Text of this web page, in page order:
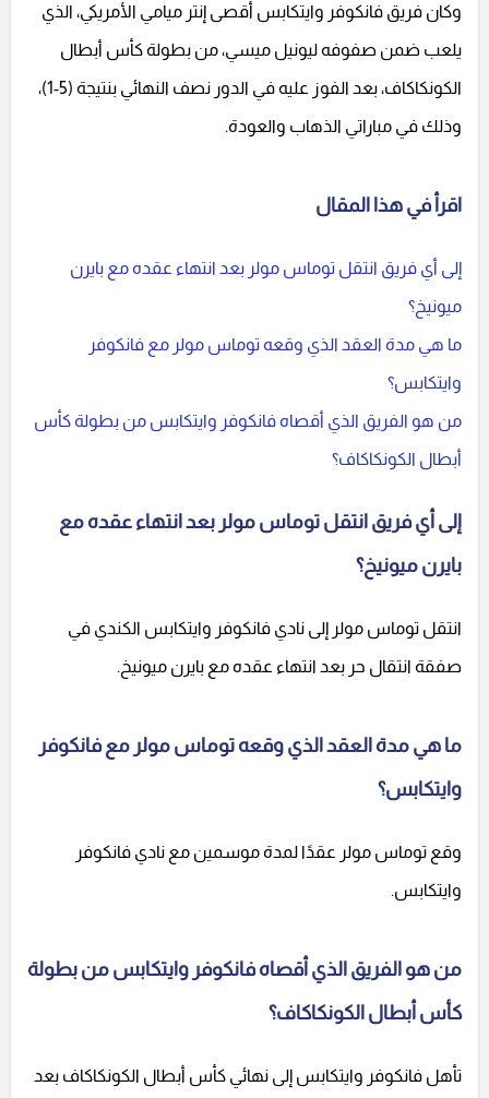
وكان فريق فانكوفر وايتكابس أقصى إنتر ميامي الأمريكي، الذي
يلعب ضمن صفوفه ليونيل ميسي، من بطولة كأس أبطال
الكونكاكاف، بعد الفوز عليه في الدور نصف النهائي بنتيجة (5-1)،
وذلك في مباراتي الذهاب والعودة.
اقرأ في هذا المقال
إلى أي فريق انتقل توماس مولر بعد انتهاء عقده مع بايرن
ميونيخ؟
ما هي مدة العقد الذي وقعه توماس مولر مع فانكوفر
وايتكابس؟
من هو الفريق الذي أقصاه فانكوفر وايتكابس من بطولة كأس
أبطال الكونكاكاف؟
إلى أي فريق انتقل توماس مولر بعد انتهاء عقده مع
بايرن ميونيخ؟
انتقل توماس مولر إلى نادي فانكوفر وايتكابس الكندي في
صفقة انتقال حر بعد انتهاء عقده مع بايرن ميونيخ.
ما هي مدة العقد الذي وقعه توماس مولر مع فانكوفر
وايتكابس؟
وقع توماس مولر عقدًا لمدة موسمين مع نادي فانكوفر
وايتكابس.
من هو الفريق الذي أقصاه فانكوفر وايتكابس من بطولة
كأس أبطال الكونكاكاف؟
تأهل فانكوفر وايتكابس إلى نهائي كأس أبطال الكونكاكاف بعد